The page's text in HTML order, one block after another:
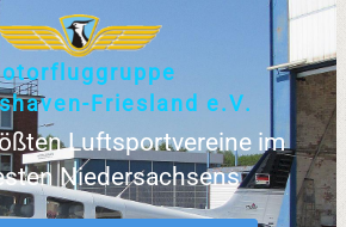
otorf uggruppe
haven- Fries and e.V.
Luftsportvereine im
Niedersachsens